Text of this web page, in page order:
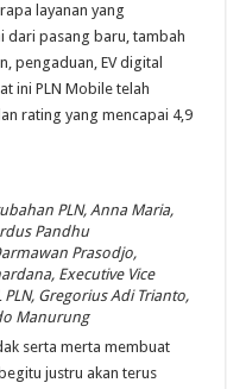
layanan yang
dari pasang baru, tambah
pengaduan, EV digital
ini PLN Mobile telah
rating yang mencapai 4,9
PLN, Anna Maria,
Pandhu
Prasodjo,
Executive Vice
Gregorius Adi Trianto,
Manurung
serta merta membuat
justru akan terus